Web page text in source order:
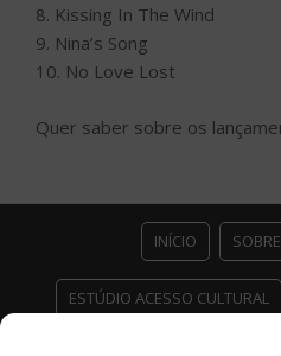
8. Kissing In The Wind
9. Nina’s Song
10. No Love Lost
Quer saber sobre os
INÍCIO SOBRE
ESTÚDIO ACESSO CULTURAL